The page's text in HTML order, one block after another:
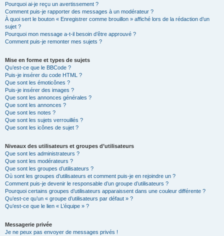
Pourquoi ai-je reçu un avertissement ?
Comment puis-je rapporter des messages à un modérateur ?
À quoi sert le bouton « Enregistrer comme brouillon » affiché lors de la rédaction d’un
sujet ?
Pourquoi mon message a-t-il besoin d’être approuvé ?
Comment puis-je remonter mes sujets ?
Mise en forme et types de sujets
Qu’est-ce que le BBCode ?
Puis-je insérer du code HTML ?
Que sont les émoticônes ?
Puis-je insérer des images ?
Que sont les annonces générales ?
Que sont les annonces ?
Que sont les notes ?
Que sont les sujets verrouillés ?
Que sont les icônes de sujet ?
Niveaux des utilisateurs et groupes d’utilisateurs
Que sont les administrateurs ?
Que sont les modérateurs ?
Que sont les groupes d’utilisateurs ?
Où sont les groupes d’utilisateurs et comment puis-je en rejoindre un ?
Comment puis-je devenir le responsable d’un groupe d’utilisateurs ?
Pourquoi certains groupes d’utilisateurs apparaissent dans une couleur différente ?
Qu’est-ce qu’un « groupe d’utilisateurs par défaut » ?
Qu’est-ce que le lien « L’équipe » ?
Messagerie privée
Je ne peux pas envoyer de messages privés !